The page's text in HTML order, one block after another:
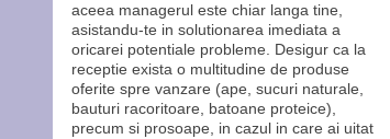
aceea managerul este chiar langa tine,
asistandu-te in solutionarea imediata a
oricarei potentiale probleme. Desigur ca la
receptie exista o multitudine de produse
oferite spre vanzare (ape, sucuri naturale,
bauturi racoritoare, batoane proteice),
precum si prosoape, in cazul in care ai uitat